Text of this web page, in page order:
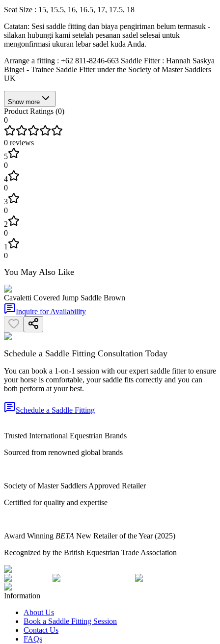
Seat Size : 15, 15.5, 16, 16.5, 17, 17.5, 18
Catatan: Sesi saddle fitting dan biaya pengiriman belum termasuk -
silakan hubungi kami setelah pesanan sadel selesai untuk
mengonfirmasi ukuran lebar sadel kuda Anda.
Arrange a fitting : +62 811-8246-663 Saddle Fitter : Hannah Saskya
Bingei - Trainee Saddle Fitter under the Society of Master Saddlers
UK
Show more
Product Ratings (0)
0
0 reviews
5
0
4
0
3
0
2
0
1
0
You May Also Like
Cavaletti Covered Jump Saddle Brown
Inquire for Availability
Schedule a Saddle Fitting Consultation Today
You can book a 1-on-1 session with our expert saddle fitter to ensure
your horse is comfortable, your saddle fits correctly and you can
both perform at your best.
Schedule a Saddle Fitting
Trusted International Equestrian Brands
Sourced from renowned global brands
Society of Master Saddlers Approved Retailer
Certified for quality and expertise
Award Winning BETA New Retailer of the Year (2025)
Recognized by the British Equestrian Trade Association
Information
About Us
Book a Saddle Fitting Session
Contact Us
FAQs